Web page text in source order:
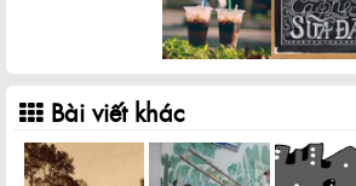
Bài viết khác